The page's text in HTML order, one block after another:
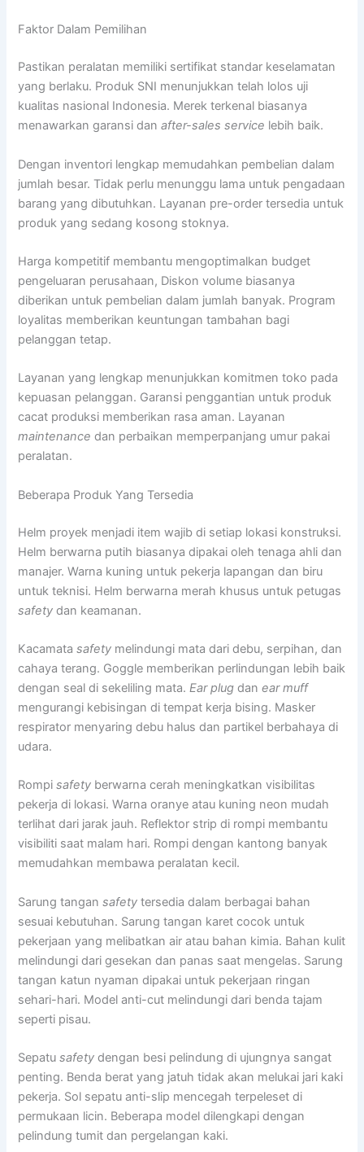
Faktor Dalam Pemilihan
Pastikan peralatan memiliki sertifikat standar keselamatan
yang berlaku. Produk SNI menunjukkan telah lolos uji
kualitas nasional Indonesia. Merek terkenal biasanya
menawarkan garansi danafter-sales service lebih baik.
Dengan inventori lengkap memudahkan pembelian dalam
jumlah besar. Tidak perlu menunggu lama untuk pengadaan
barang yang dibutuhkan. Layanan pre-order tersedia untuk
produk yang sedang kosong stoknya.
Harga kompetitif membantu mengoptimalkan budget
pengeluaran perusahaan, Diskon volume biasanya
diberikan untuk pembelian dalam jumlah banyak. Program
loyalitas memberikan keuntungan tambahan bagi
pelanggan tetap.
Layanan yang lengkap menunjukkan komitmen toko pada
kepuasan pelanggan. Garansi penggantian untuk produk
cacat produksi memberikan rasa aman. Layanan
maintenance dan perbaikan memperpanjang umur pakai
peralatan.
Beberapa Produk Yang Tersedia
Helm proyek menjadi item wajib di setiap lokasi konstruksi.
Helm berwarna putih biasanya dipakai oleh tenaga ahli dan
manajer. Warna kuning untuk pekerja lapangan dan biru
untuk teknisi. Helm berwarna merah khusus untuk petugas
safety dan keamanan.
Kacamatasafety melindungi mata dari debu, serpihan, dan
cahaya terang. Goggle memberikan perlindungan lebih baik
dengan seal di sekeliling mata.Ear plugdan ear muff
mengurangi kebisingan di tempat kerja bising. Masker
respirator menyaring debu halus dan partikel berbahaya di
udara.
Rompisafety berwarna cerah meningkatkan visibilitas
pekerja di lokasi. Warna oranye atau kuning neon mudah
terlihat dari jarak jauh. Reflektor strip di rompi membantu
visibiliti saat malam hari. Rompi dengan kantong banyak
memudahkan membawa peralatan kecil.
Sarung tangansafety tersedia dalam berbagai bahan
sesuai kebutuhan. Sarung tangan karet cocok untuk
pekerjaan yang melibatkan air atau bahan kimia. Bahan kulit
melindungi dari gesekan dan panas saat mengelas. Sarung
tangan katun nyaman dipakai untuk pekerjaan ringan
sehari-hari. Model anti-cut melindungi dari benda tajam
seperti pisau.
Sepatusafety dengan besi pelindung di ujungnya sangat
penting. Benda berat yang jatuh tidak akan melukai jari kaki
pekerja. Sol sepatu anti-slip mencegah terpeleset di
permukaan licin. Beberapa model dilengkapi dengan
pelindung tumit dan pergelangan kaki.